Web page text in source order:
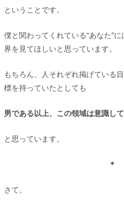
ということです。
僕と関わってくれている“あなた”
界を見てほしいと思っています。
もちろん、人それぞれ掲げている
標を持っていたとしても
男である以上、この領域は意識し
と思っています。
＊
さて。